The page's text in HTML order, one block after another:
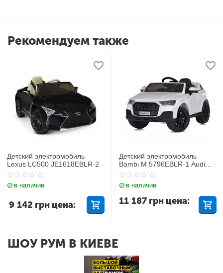
Рекомендуем также
Детский электромобиль
Lexus LC500 JE1618EBLR-2
в наличии
9 142 грн цена:
Детский электромобиль
Bambi M 5796EBLR-1 Audi
Q7
в наличии
11 187 грн цена:
ШОУ РУМ В КИЕВЕ